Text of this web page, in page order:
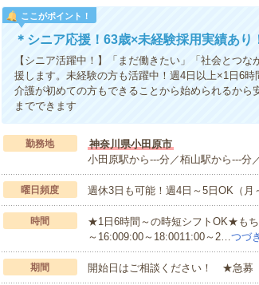
ここがポイント！
＊シニア応援！63歳×未経験採用実績あり
【シニア活躍中！】「まだ働きたい」「社会とつ
援します。未経験の方も活躍中！週4日以上×1日6
介護が初めての方もできることから始められるか
までできます
勤務地
神奈川県小田原市
小田原駅から---分／栢山駅から---分
曜日頻度 週休3日も可能！週4日～5日OK（
時間
★1日6時間～の時短シフトOK★も
～16:009:00～18:0011:00～2…つづ
期間 開始日はご相談ください！ ★急募